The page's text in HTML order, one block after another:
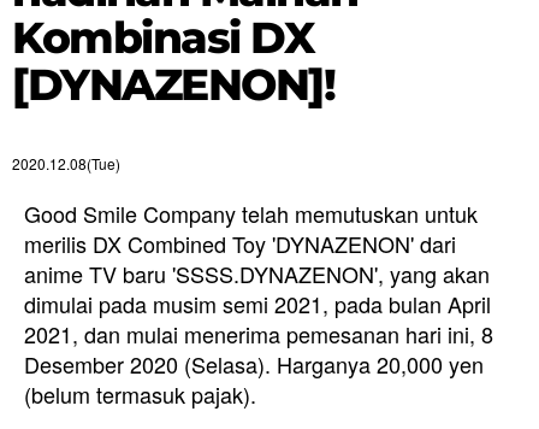
Kombinasi DX
[DYNAZENON]!
2020.12.08(Tue)
Good Smile Company telah memutuskan untuk
merilis DX Combined Toy 'DYNAZENON' dari
anime TV baru 'SSSS.DYNAZENON', yang akan
dimulai pada musim semi 2021, pada bulan April
2021, dan mulai menerima pemesanan hari ini, 8
Desember 2020 (Selasa). Harganya 20,000 yen
(belum termasuk pajak).